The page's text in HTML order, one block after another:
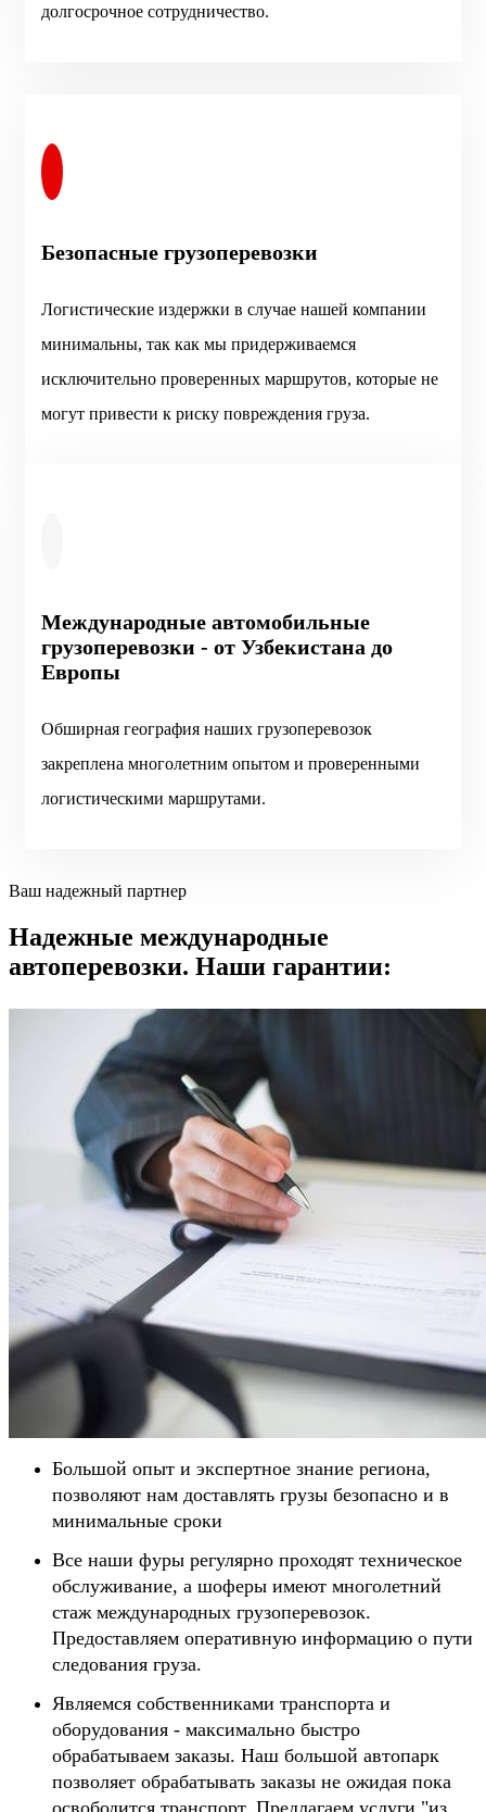
долгосрочное сотрудничество.
Безопасные грузоперевозки
Логистические издержки в случае нашей компании
минимальны, так как мы придерживаемся
исключительно проверенных маршрутов, которые не
могут привести к риску повреждения груза.
Международные автомобильные
грузоперевозки - от Узбекистана до
Европы
Обширная география наших грузоперевозок
закреплена многолетним опытом и проверенными
логистическими маршрутами.
Ваш надежный партнер
Надежные международные
автоперевозки. Наши гарантии:
Большой опыт и экспертное знание региона,
позволяют нам доставлять грузы безопасно и в
минимальные сроки
Все наши фуры регулярно проходят техническое
обслуживание, а шоферы имеют многолетний
стаж международных грузоперевозок.
Предоставляем оперативную информацию о пути
следования груза.
Являемся собственниками транспорта и
оборудования - максимально быстро
обрабатываем заказы. Наш большой автопарк
позволяет обрабатывать заказы не ожидая пока
освободится транспорт. Предлагаем услуги "из